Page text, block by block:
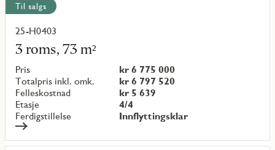
Til salgs
25-H0403
3 roms, 73 m²
Pris
kr 6 775 000
Totalpris inkl. omk.
kr 6 797 520
Felleskostnad
kr 5 639
Etasje
4/4
Ferdigstillelse
Innflyttingsklar
Les
mer
om
objekt
{objectNumber}